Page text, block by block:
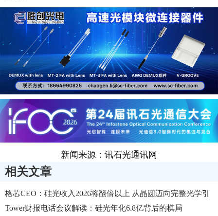
新闻来源：讯石光通讯网
相关文章
格芯CEO：硅光收入2026将翻倍以上 从晶圆迈向完整光学引
擎
Tower财报电话会议解读：硅光年化6.8亿背后的棋局